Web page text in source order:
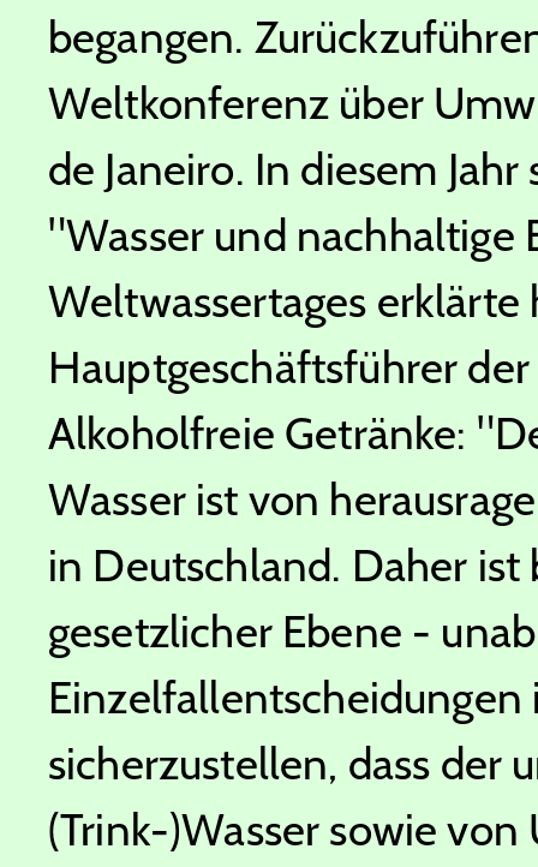
begangen.
Weltkonferenz über
de Janeiro. In diesem
"Wasser und nachhaltige
Weltwassertages
Hauptgeschäftsführer
Alkoholfreie Getränke:
Wasser ist von
in Deutschland. Daher
gesetzlicher Ebene -
sicherzustellen, dass der
(Trink-)Wasser sowie